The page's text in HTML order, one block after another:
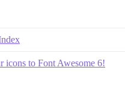
icons to Font Awesome 6!